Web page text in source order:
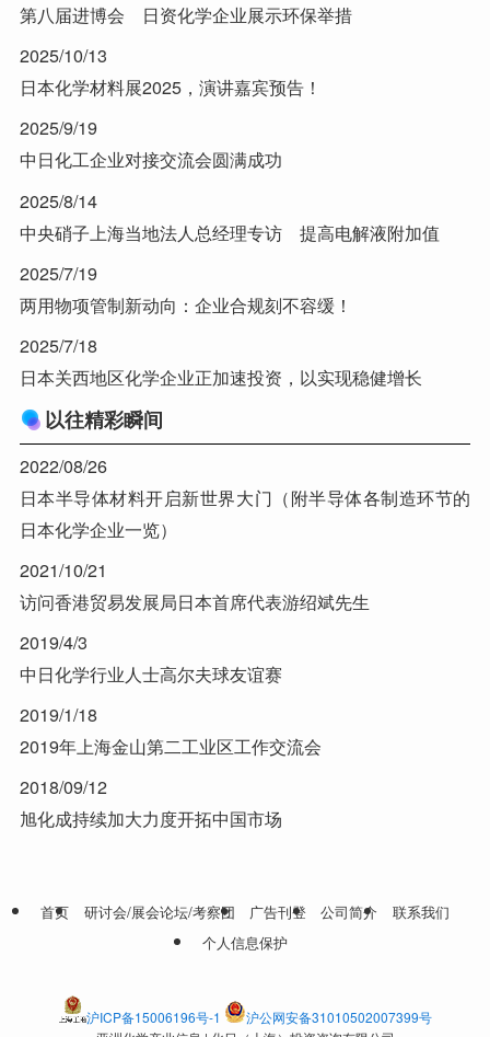
第八届进博会 日资化学企业展示环保举措
2025/10/13
日本化学材料展2025，演讲嘉宾预告！
2025/9/19
中日化工企业对接交流会圆满成功
2025/8/14
中央硝子上海当地法人总经理专访 提高电解液附加值
2025/7/19
两用物项管制新动向：企业合规刻不容缓！
2025/7/18
日本关西地区化学企业正加速投资，以实现稳健增长
以往精彩瞬间
2022/08/26
日本半导体材料开启新世界大门（附半导体各制造环节的
日本化学企业一览）
2021/10/21
访问香港贸易发展局日本首席代表游绍斌先生
2019/4/3
中日化学行业人士高尔夫球友谊赛
2019/1/18
2019年上海金山第二工业区工作交流会
2018/09/12
旭化成持续加大力度开拓中国市场
首页 研讨会/展会论坛/考察团 广告刊登 公司简介
联系我们
个人信息保护
沪ICP备15006196号-1
沪公网安备31010502007399号